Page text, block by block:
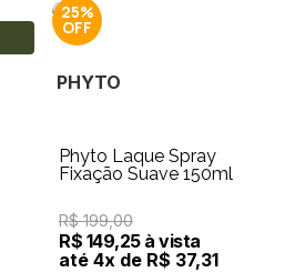
25%
PHYTO
Phyto Laque Spray
Fixação Suave 150ml
R$ 199,00
R$ 149,25 à vista
até 4x de R$ 37,31